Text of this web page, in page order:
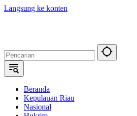
Langsung ke konten
Beranda
Kepulauan Riau
Nasional